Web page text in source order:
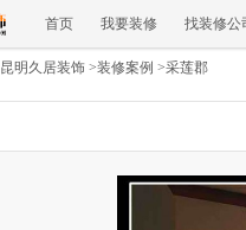
首页 我要装修 找装修公
昆明久居装饰 >装修案例 >采莲郡